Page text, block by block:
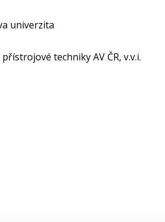
univerzita
techniky AV ČR, v.v.i.